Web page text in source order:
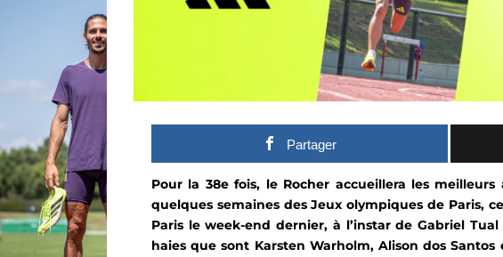
Partager
Pour la 38e fois, le Rocher accueillera les
quelques semaines des Jeux olympiques de Paris,
Paris le week-end dernier, à l’instar de Gabriel
haies que sont Karsten Warholm, Alison dos Santos